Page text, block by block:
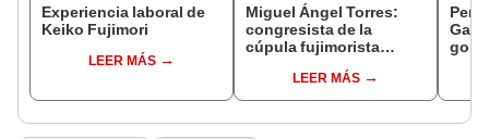
Experiencia laboral de
Keiko Fujimori
LEER MÁS
Miguel Ángel Torres:
congresista de la
cúpula fujimorista
del SenadoLEER MÁS